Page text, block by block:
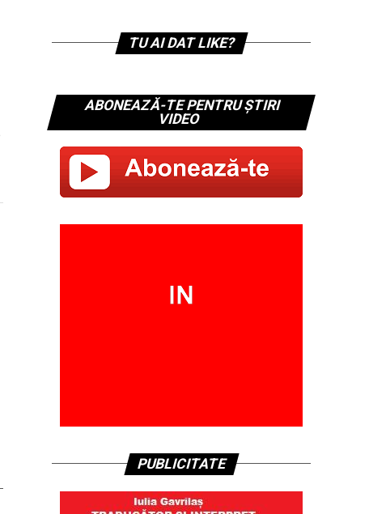
TU AI DAT LIKE?
ABONEAZĂ-TE PENTRU ȘTIRI
VIDEO
PUBLICITATE